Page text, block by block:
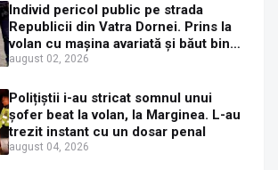
Individ pericol public pe strada
Republicii din Vatra Dornei. Prins la
volan cu mașina avariată și băut bine,
în plină zi
august 02, 2026
Polițiștii i-au stricat somnul unui
șofer beat la volan, la Marginea. L-au
trezit instant cu un dosar penal
august 04, 2026